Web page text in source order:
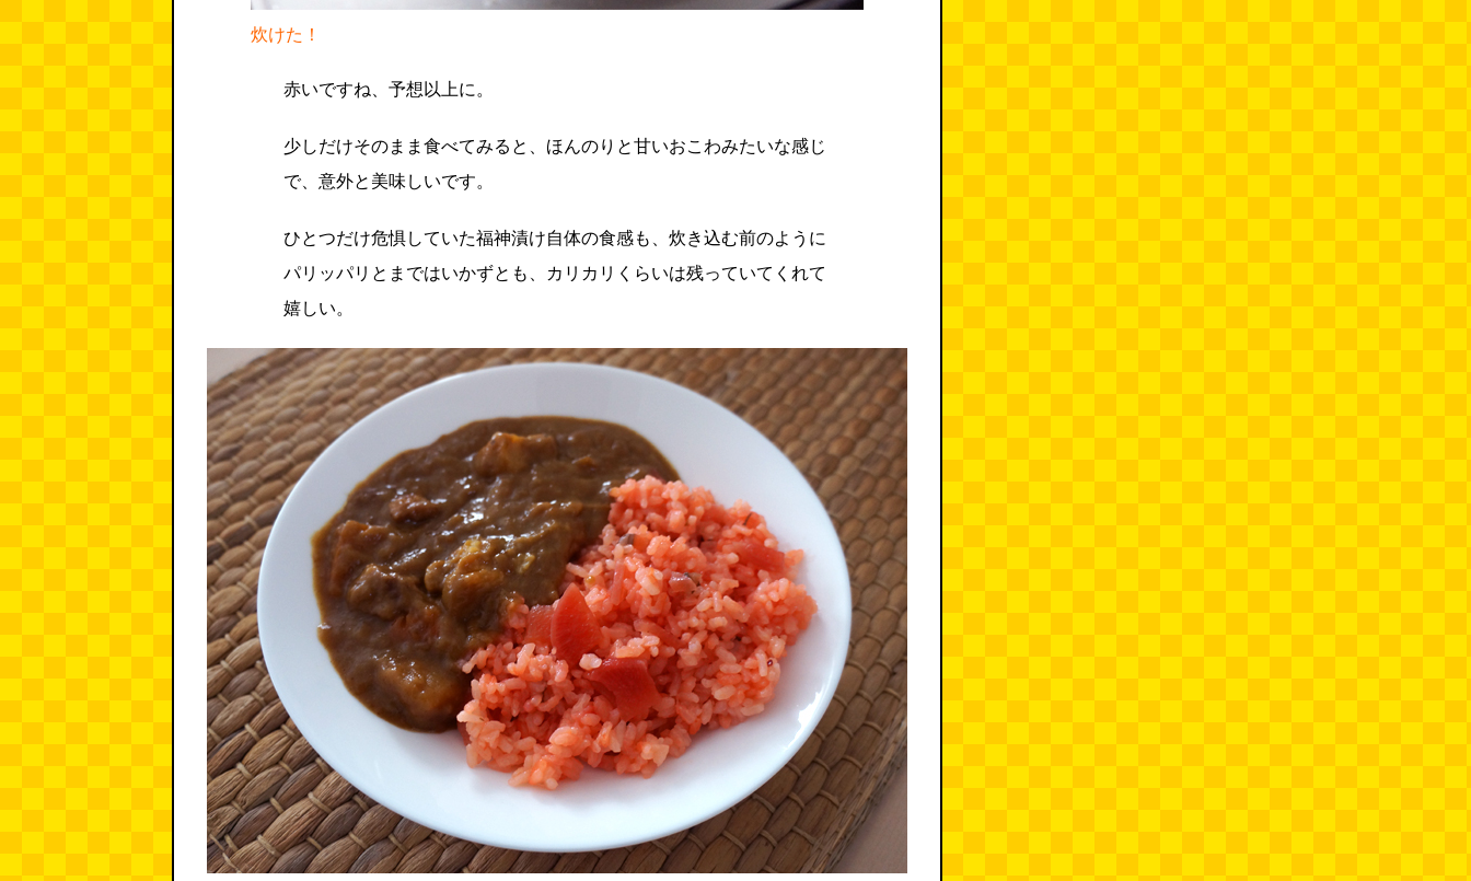
炊けた！
赤いですね、予想以上に。
少しだけそのまま食べてみると、ほんのりと甘いおこわみたいな感じ
で、意外と美味しいです。
ひとつだけ危惧していた福神漬け自体の食感も、炊き込む前のように
パリッパリとまではいかずとも、カリカリくらいは残っていてくれて
嬉しい。